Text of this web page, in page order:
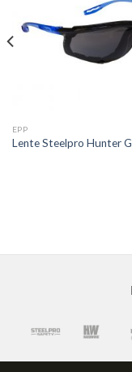
EPP
Lente Steelpro Hunter